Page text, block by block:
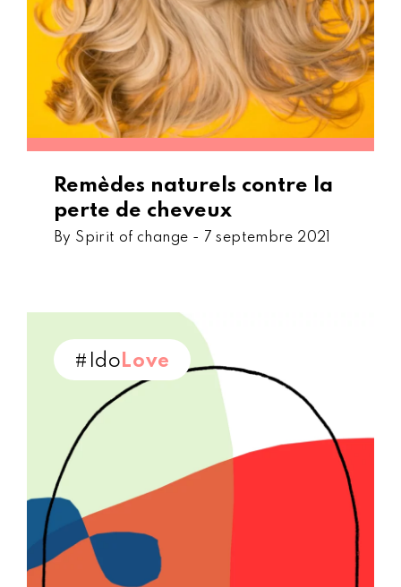
Remèdes naturels contre la
perte de cheveux
By Spirit of change - 7 septembre 2021
#IdoLove